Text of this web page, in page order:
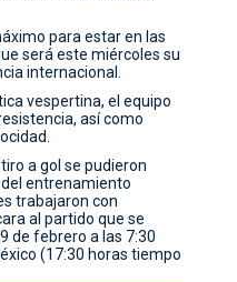
para estar en las
será este miércoles su
internacional.
vespertina, el equipo
así como
a gol se pudieron
entrenamiento
trabajaron con
al partido que se
de febrero a las 7:30
(17:30 horas tiempo